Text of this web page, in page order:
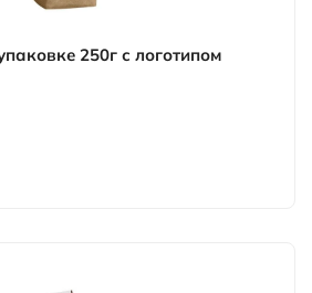
250г с логотипом